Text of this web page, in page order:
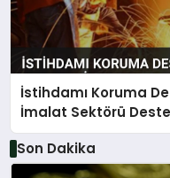
İstihdamı Koruma
İmalat Sektörü
Son Dakika